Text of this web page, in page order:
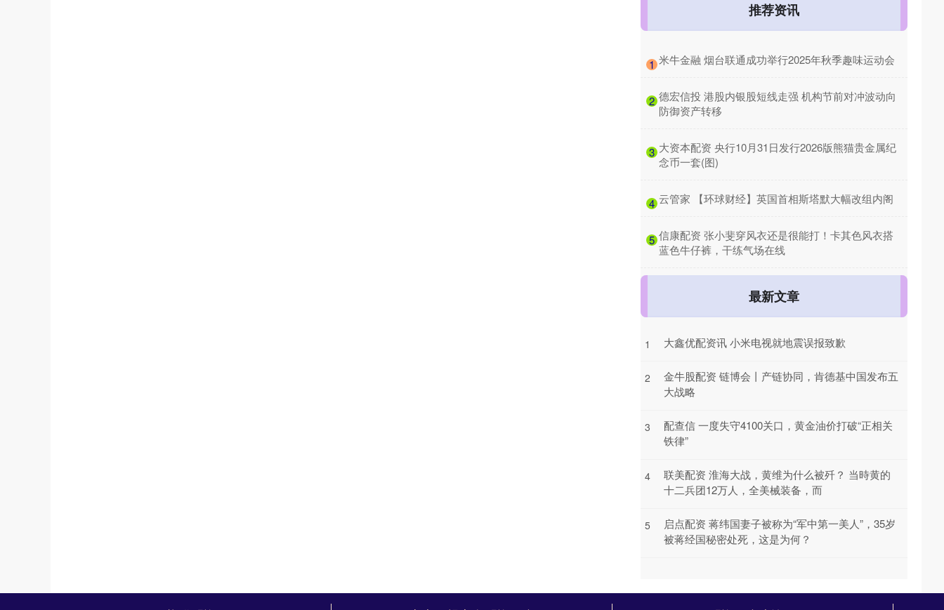
推荐资讯
1 ​米牛金融 烟台联通成功举行2025年秋季趣味运动会
2 ​德宏信投 港股内银股短线走强 机构节前对冲波动向
防御资产转移
3 ​大资本配资 央行10月31日发行2026版熊猫贵金属纪
念币一套(图)
4 ​云管家 【环球财经】英国首相斯塔默大幅改组内阁
5 ​信康配资 张小斐穿风衣还是很能打！卡其色风衣搭
蓝色牛仔裤，干练气场在线
最新文章
1 大鑫优配资讯 小米电视就地震误报致歉
2
金牛股配资 链博会丨产链协同，肯德基中国发布五
大战略
3
配查信 一度失守4100关口，黄金油价打破“正相关
铁律”
4
联美配资 淮海大战，黄维为什么被歼？ 当時黄的
十二兵团12万人，全美械装备，而
5
启点配资 蒋纬国妻子被称为“军中第一美人”，35岁
被蒋经国秘密处死，这是为何？